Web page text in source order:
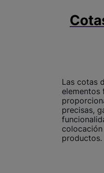
Las cotas
elementos
precisas,
productos.